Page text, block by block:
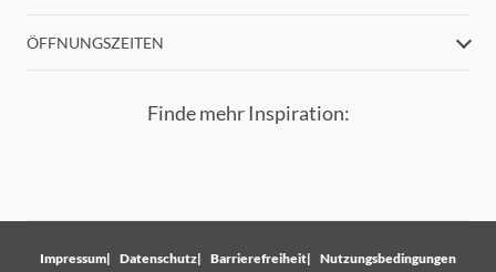
ÖFFNUNGSZEITEN
Finde mehr Inspiration:
Impressum Datenschutz Barrierefreiheit
Nutzungsbedingungen